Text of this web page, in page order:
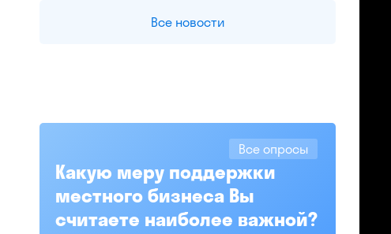
Все новости
Все опросы
Какую меру поддержки
местного бизнеса Вы
считаете наиболее важной?